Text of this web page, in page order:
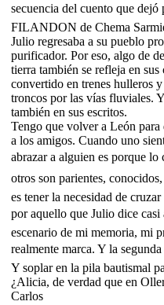
secuencia del cuento que
FILANDON de Chema
Julio regresaba a su pueblo
purificador. Por eso, algo de
tierra también se refleja en
convertido en trenes hulleros
troncos por las vías fluviales.
también en sus escritos.
Tengo que volver a León para
a los amigos. Cuando uno
abrazar a alguien es porque lo
otros son parientes, conocidos,
es tener la necesidad de
por aquello que Julio dice casi
escenario de mi memoria, mi
realmente marca. Y la
Y soplar en la pila bautismal
¿Alicia, de verdad que en
Carlos